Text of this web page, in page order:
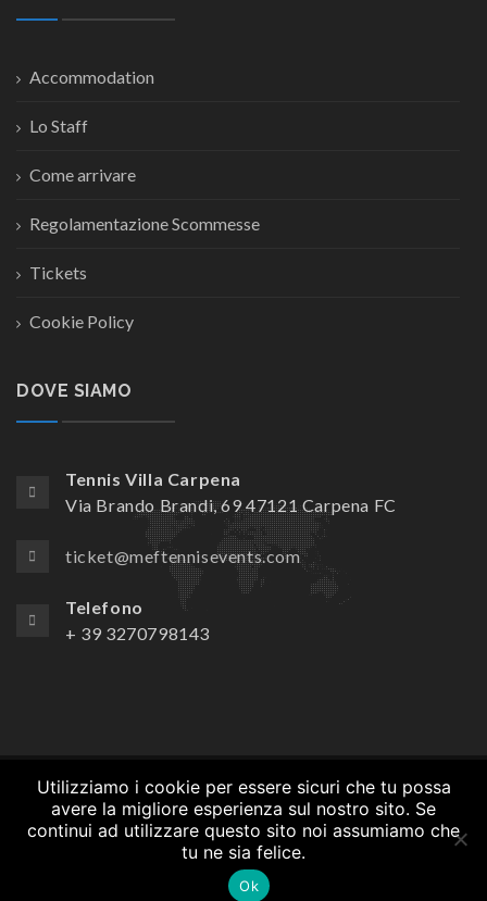
Accommodation
Lo Staff
Come arrivare
Regolamentazione Scommesse
Tickets
Cookie Policy
DOVE SIAMO
Tennis Villa Carpena
Via Brando Brandi, 69 47121 Carpena FC
ticket@meftennisevents.com
Telefono
+ 39 3270798143
© CopyrightsCrionet2020. All rights reserved.
LO STAFF
COME ARRIVARE
REGOLAMENTAZIONE SCOMMESSE
TICKETS
Utilizziamo i cookie per essere sicuri che tu possa
avere la migliore esperienza sul nostro sito. Se
continui ad utilizzare questo sito noi assumiamo che
tu ne sia felice.
Ok